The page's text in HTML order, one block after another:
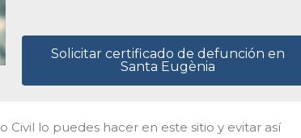
Solicitar certificado de defunción en
Santa Eugènia
Civil lo puedes hacer en este sitio y evitar así